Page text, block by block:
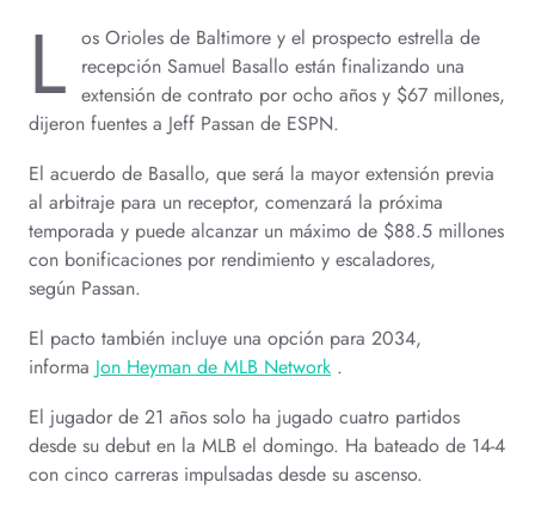
L os Orioles de Baltimore y el prospecto estrella de
recepción Samuel Basallo están finalizando una
extensión de contrato por ocho años y $67 millones,
dijeron fuentes a Jeff Passan de ESPN.
El acuerdo de Basallo, que será la mayor extensión previa
al arbitraje para un receptor, comenzará la próxima
temporada y puede alcanzar un máximo de $88.5 millones
con bonificaciones por rendimiento y escaladores,
según Passan.
El pacto también incluye una opción para 2034,
informa Jon Heyman de MLB Network .
El jugador de 21 años solo ha jugado cuatro partidos
desde su debut en la MLB el domingo. Ha bateado de 14-4
con cinco carreras impulsadas desde su ascenso.